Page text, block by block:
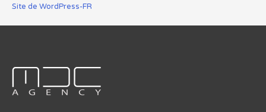
Site de WordPress-FR